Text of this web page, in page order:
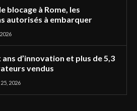
blocage à Rome, les
autorisés à embarquer
d’innovation et plus de 5,3
vendus
2026